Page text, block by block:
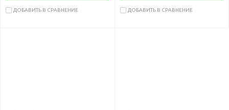
ДОБАВИТЬ В СРАВНЕНИЕ ДОБАВИТЬ В СРАВНЕНИЕ